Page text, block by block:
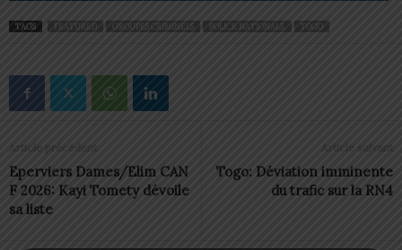
TAGS FEATURED GROUPES CRIMINELS POLICE NATIONALE TOGO
Article précédent
Eperviers Dames/Elim CAN
F 2026: Kayi Tomety dévoile
sa liste
Article suivant
Togo: Déviation imminente
du trafic sur la RN4